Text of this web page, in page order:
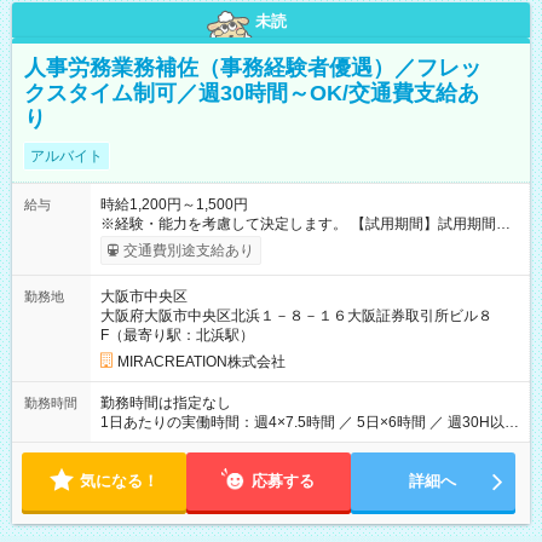
未読
人事労務業務補佐（事務経験者優遇）／フレッ
クスタイム制可／週30時間～OK/交通費支給あ
り
アルバイト
給与
時給1,200円～1,500円
※経験・能力を考慮して決定します。 【試用期間】試用期間な
し 交通費別途支給あり
勤務地
大阪市中央区
大阪府大阪市中央区北浜１－８－１６大阪証券取引所ビル８
F（最寄り駅：北浜駅）
MIRACREATION株式会社
勤務時間
勤務時間は指定なし
1日あたりの実働時間：週4×7.5時間 ／ 5日×6時間 ／ 週30H以上
（社保加入） ・9時30分～18時00分の間の6時間または7.5時間
相談ください。 3か月の試用期間終了後、勤務状況等をみてフレ
気になる！ 応募する 詳細へ